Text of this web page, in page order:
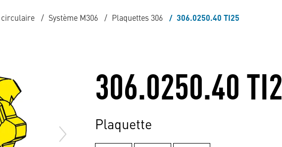
circulaire Système M306 Plaquettes 306 306.0250.40 TI25
306.0250.40
Plaquette